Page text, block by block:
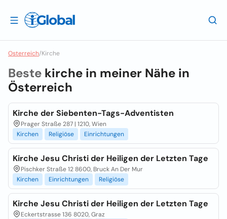
Osterreich/Kirche
Beste kirche in meiner Nähe in
Österreich
Kirche der Siebenten-Tags-Adventisten
Prager Straße 287 | 1210, Wien
Kirchen
Religiöse Einrichtungen
Kirche Jesu Christi der Heiligen der Letzten Tage
Pischker Straße 12 8600, Bruck An Der Mur
Kirchen
Einrichtungen Religiöse
Kirche Jesu Christi der Heiligen der Letzten Tage
Eckertstrasse 136 8020, Graz